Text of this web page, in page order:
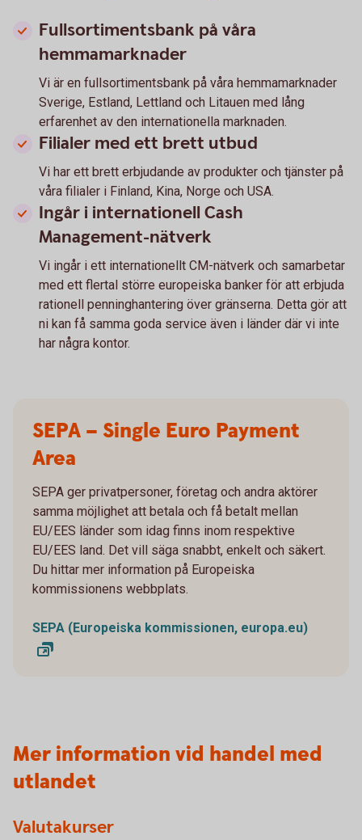
Fullsortimentsbank på våra
hemmamarknader
Vi är en fullsortimentsbank på våra hemmamarknader
Sverige, Estland, Lettland och Litauen med lång
erfarenhet av den internationella marknaden.
Filialer med ett brett utbud
Vi har ett brett erbjudande av produkter och tjänster på
våra filialer i Finland, Kina, Norge och USA.
Ingår i internationell Cash
Management-nätverk
Vi ingår i ett internationellt CM-nätverk och samarbetar
med ett flertal större europeiska banker för att erbjuda
rationell penninghantering över gränserna. Detta gör att
ni kan få samma goda service även i länder där vi inte
har några kontor.
SEPA – Single Euro Payment
Area
SEPA ger privatpersoner, företag och andra aktörer
samma möjlighet att betala och få betalt mellan
EU/EES länder som idag finns inom respektive
EU/EES land. Det vill säga snabbt, enkelt och säkert.
Du hittar mer information på Europeiska
kommissionens webbplats.
SEPA (Europeiska kommissionen, europa.eu)
Mer information vid handel med
utlandet
Valutakurser